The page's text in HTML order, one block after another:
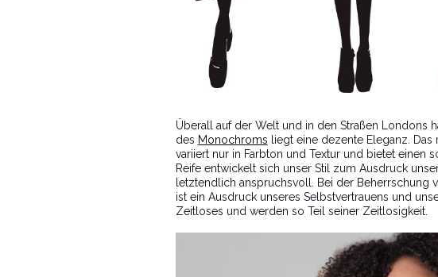
Überall auf der Welt und in den Straßen Londons
des Monochroms liegt eine dezente Eleganz.
variiert nur in Farbton und Textur und bietet einen
Reife entwickelt sich unser Stil zum Ausdruck
letztendlich anspruchsvoll. Bei der
ist ein Ausdruck unseres Selbstvertrauens und
Zeitloses und werden so Teil seiner Zeitlosigkeit.